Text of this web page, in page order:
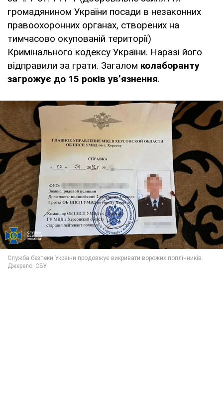
громадянином України посади в незаконних
правоохоронних органах, створених на
тимчасово окупованій території)
Кримінального кодексу України. Наразі його
відправили за грати. Загалом колаборанту
загрожує до 15 років ув’язнення.